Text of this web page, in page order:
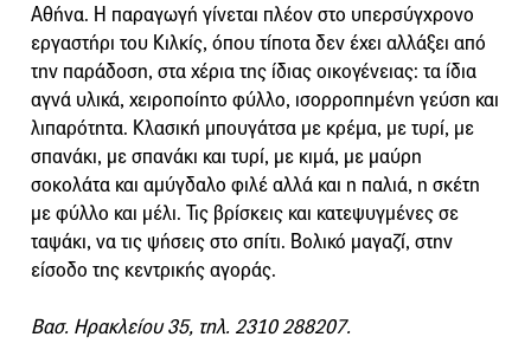
Αθήνα. Η παραγωγή γίνεται πλέον στο υπερσύγχρονο
εργαστήρι του Κιλκίς, όπου τίποτα δεν έχει αλλάξει από
την παράδοση, στα χέρια της ίδιας οικογένειας: τα ίδια
αγνά υλικά, χειροποίητο φύλλο, ισορροπημένη γεύση και
λιπαρότητα. Κλασική μπουγάτσα με κρέμα, με τυρί, με
σπανάκι, με σπανάκι και τυρί, με κιμά, με μαύρη
σοκολάτα και αμύγδαλο φιλέ αλλά και η παλιά, η σκέτη
με φύλλο και μέλι. Τις βρίσκεις και κατεψυγμένες σε
ταψάκι, να τις ψήσεις στο σπίτι. Βολικό μαγαζί, στην
είσοδο της κεντρικής αγοράς.
Βασ. Ηρακλείου 35, τηλ. 2310 288207.